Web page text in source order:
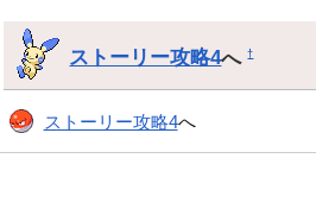
ストーリー攻略4へ†
ストーリー攻略4へ